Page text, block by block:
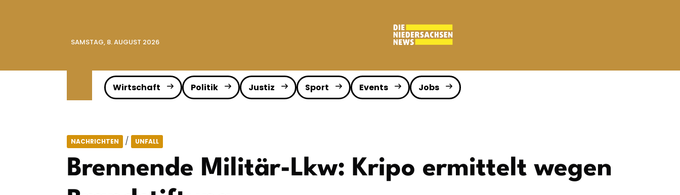
SAMSTAG, 8. AUGUST 2026
Wirtschaft Politik Justiz Sport Events Jobs
NACHRICHTEN / UNFALL
Brennende Militär-Lkw: Kripo ermittelt wegen